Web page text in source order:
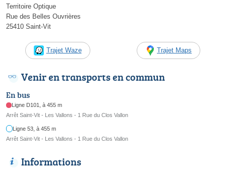
Territoire Optique
Rue des Belles Ouvrières
25410 Saint-Vit
Trajet Waze Trajet Maps
Venir en transports en commun
En bus
Ligne D101, à 455 m
Arrêt Saint-Vit - Les Vallons - 1 Rue du Clos Vallon
Ligne 53, à 455 m
Arrêt Saint-Vit - Les Vallons - 1 Rue du Clos Vallon
Informations